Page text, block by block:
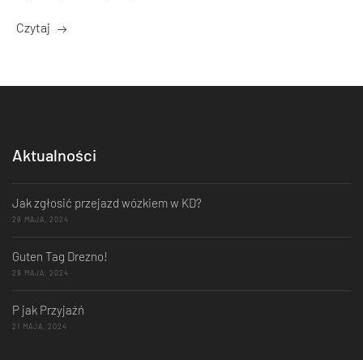
Czytaj
Aktualności
Jak zgłosić przejazd wózkiem w KD?
29 MAJA, 2024
Guten Tag Drezno!
29 MAJA, 2024
P jak Przyjaźń
21 MAJA, 2024